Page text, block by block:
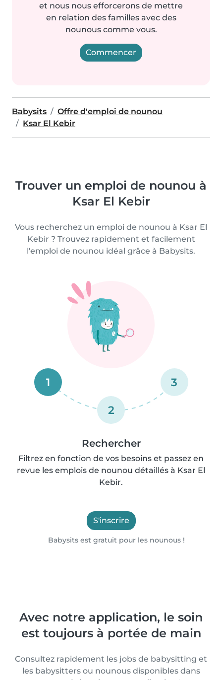
et nous nous efforcerons de mettre
en relation des familles avec des
nounous comme vous.
Commencer
Babysits
Offre d'emploi de nounou
Ksar El Kebir
Trouver un emploi de nounou à
Ksar El Kebir
Vous recherchez un emploi de nounou à Ksar El
Kebir ? Trouvez rapidement et facilement
l'emploi de nounou idéal grâce à Babysits.
1
2
3
Rechercher
Filtrez en fonction de vos besoins et passez en
revue les emplois de nounou détaillés à Ksar El
Kebir.
S'inscrire
Babysits est gratuit pour les nounous !
Avec notre application, le soin
est toujours à portée de main
Consultez rapidement les jobs de babysitting et
les babysitters ou nounous disponibles dans